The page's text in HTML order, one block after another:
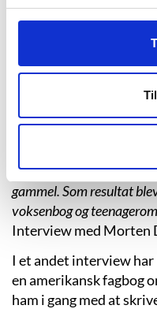
har han anmeldt film
migration og
faktabog for voksne.
fiktions- og
”Skodfilm”. En roman
hans øvrige
””Skodfilm”
uden at tænke over,
gammel. Som resultat
voksenbog og
Interview med Morten
I et andet interview
en amerikansk fagbog
ham i gang med at